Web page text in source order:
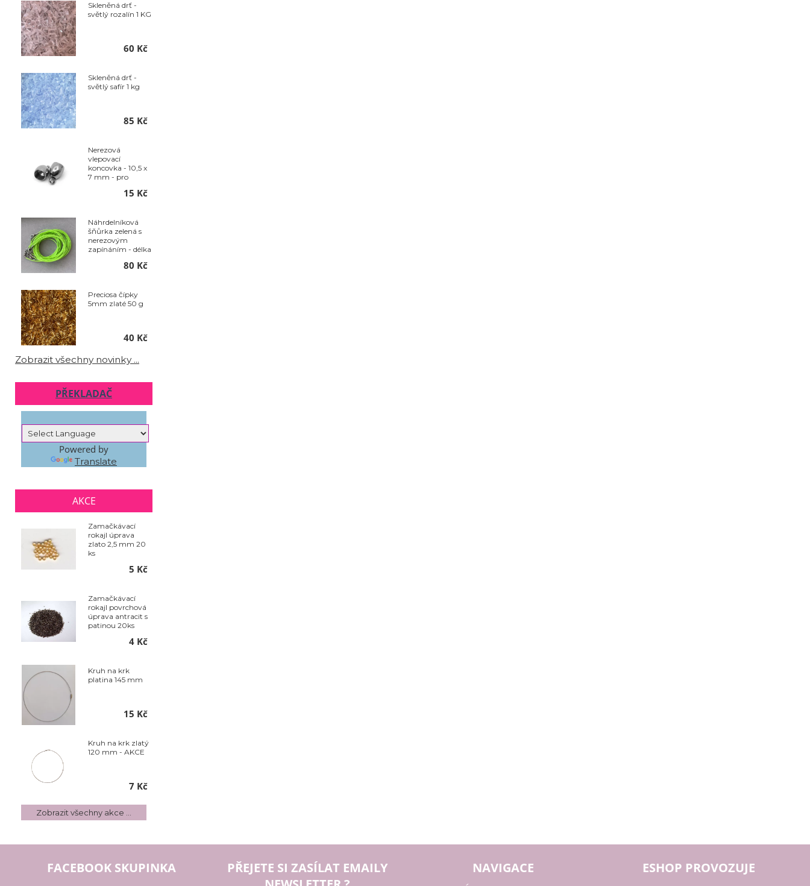
Skleněná drť -
světlý rozalín 1 KG
60 Kč
Skleněná drť -
světlý safír 1 kg
85 Kč
Nerezová
vlepovací
koncovka - 10,5 x
7 mm - pro
průměru 5 mm
15 Kč
Náhrdelníková
šňůrka zelená s
nerezovým
zapínáním - délka
80 Kč
Preciosa čípky
5mm zlaté 50 g
40 Kč
Zobrazit všechny novinky ...
PŘEKLADAČ
Powered by
Translate
AKCE
Zamačkávací
rokajl úprava
zlato 2,5 mm 20
ks
5 Kč
Zamačkávací
rokajl povrchová
úprava antracit s
patinou 20ks
4 Kč
Kruh na krk
platina 145 mm
15 Kč
Kruh na krk zlatý
120 mm - AKCE
7 Kč
Zobrazit všechny akce ...
FACEBOOK SKUPINKA
PŘEJETE SI ZASÍLAT EMAILY
NAVIGACE ESHOP PROVOZUJE